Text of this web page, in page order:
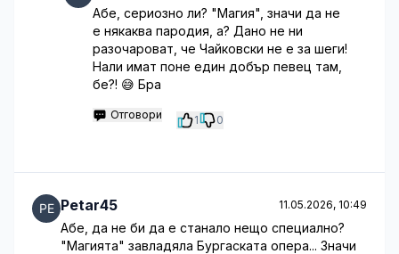
Абе, сериозно ли? "Магия", значи да не
е някаква пародия, а? Дано не ни
разочароват, че Чайковски не е за шеги!
Нали имат поне един добър певец там,
бе?! 😅 Бра
Отговори 1 0
Petar45 11.05.2026, 10:49
Абе, да не би да е станало нещо специално?
"Магията" завладяла Бургаската опера... Значи